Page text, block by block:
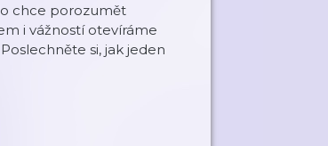
chce porozumět
i vážností otevíráme
si, jak jeden